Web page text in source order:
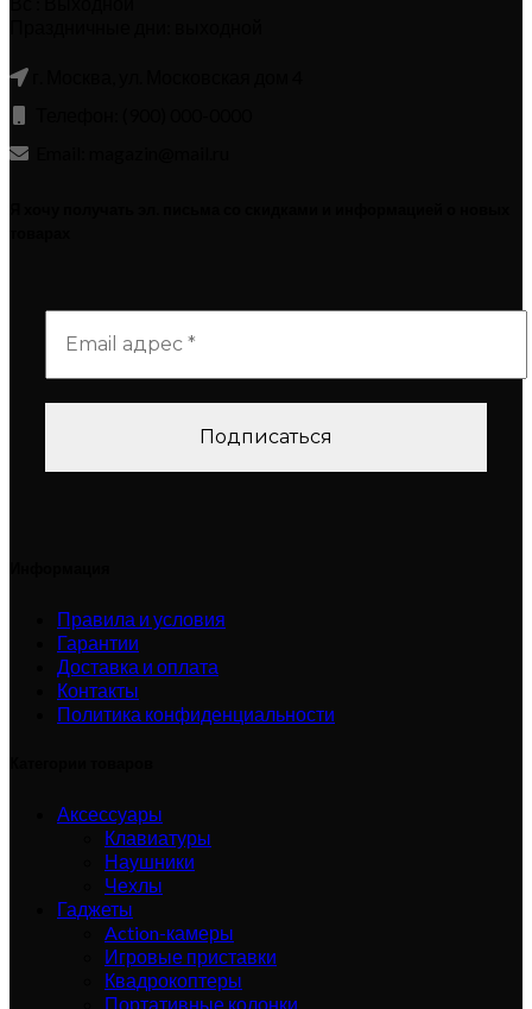
Правила и условия
Гарантии
Доставка и оплата
Контакты
Политика конфиденциальности
Аксессуары
Клавиатуры
Наушники
Чехлы
Гаджеты
Action-камеры
Игровые приставки
Квадрокоптеры
Портативные колонки